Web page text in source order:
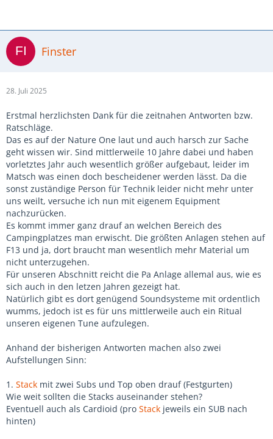
Finster
28. Juli 2025
Erstmal herzlichsten Dank für die zeitnahen Antworten bzw.
Ratschläge.
Das es auf der Nature One laut und auch harsch zur Sache
geht wissen wir. Sind mittlerweile 10 Jahre dabei und haben
vorletztes Jahr auch wesentlich größer aufgebaut, leider im
Matsch was einen doch bescheidener werden lässt. Da die
sonst zuständige Person für Technik leider nicht mehr unter
uns weilt, versuche ich nun mit eigenem Equipment
nachzurücken.
Es kommt immer ganz drauf an welchen Bereich des
Campingplatzes man erwischt. Die größten Anlagen stehen auf
F13 und ja, dort braucht man wesentlich mehr Material um
nicht unterzugehen.
Für unseren Abschnitt reicht die Pa Anlage allemal aus, wie es
sich auch in den letzen Jahren gezeigt hat.
Natürlich gibt es dort genügend Soundsysteme mit ordentlich
wumms, jedoch ist es für uns mittlerweile auch ein Ritual
unseren eigenen Tune aufzulegen.
Anhand der bisherigen Antworten machen also zwei
Aufstellungen Sinn:
1. Stack mit zwei Subs und Top oben drauf (Festgurten)
Wie weit sollten die Stacks auseinander stehen?
Eventuell auch als Cardioid (pro Stack jeweils ein SUB nach
hinten)